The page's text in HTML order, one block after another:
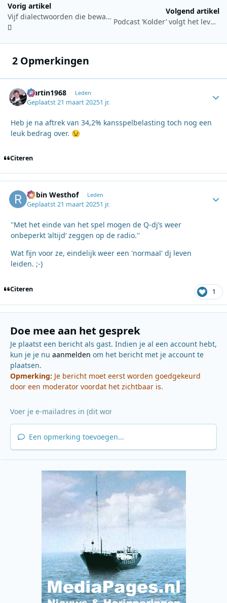
Vorig artikel
Vijf dialectwoorden die bewaard blijven volgens Goeiemorgen Morgen!
Volgend artikel
Podcast ‘Kolder’ volgt het levenspad van Toon Hermans 25 jaar na zijn overlijden
2 Opmerkingen
Martin1968 Leden
Geplaatst21 maart 20251 jr.
Heb je na aftrek van 34,2% kansspelbelasting toch nog een
leuk bedrag over. 😉
Citeren
Robin Westhof Leden
Geplaatst21 maart 20251 jr.
''Met het einde van het spel mogen de Q-dj’s weer
onbeperkt ‘altijd’ zeggen op de radio.''
Wat fijn voor ze, eindelijk weer een 'normaal' dj leven
leiden. ;-)
Citeren 1
Doe mee aan het gesprek
Je plaatst een bericht als gast. Indien je al een account hebt,
kun je je nu aanmelden om het bericht met je account te
plaatsen.
Opmerking: Je bericht moet eerst worden goedgekeurd
door een moderator voordat het zichtbaar is.
Een opmerking toevoegen...